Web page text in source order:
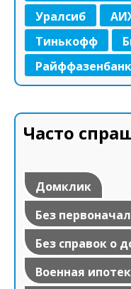
Уралсиб
Тинькофф
Райффазенбанк
Часто
Домклик
Без
Без справок о
Военная